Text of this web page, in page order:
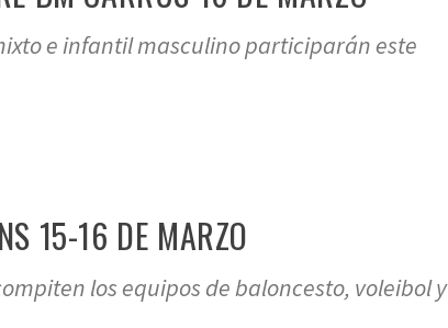
e infantil masculino participarán este
15-16 DE MARZO
los equipos de baloncesto, voleibol y